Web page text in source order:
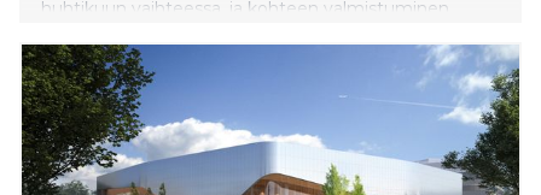
huhtikuun vaihteessa, ja kohteen valmistuminen
vastaa Rakennusliike Lapti Oy ja kohteen omistajana
toimii Northern Horizonin hallinnoima rahasto.